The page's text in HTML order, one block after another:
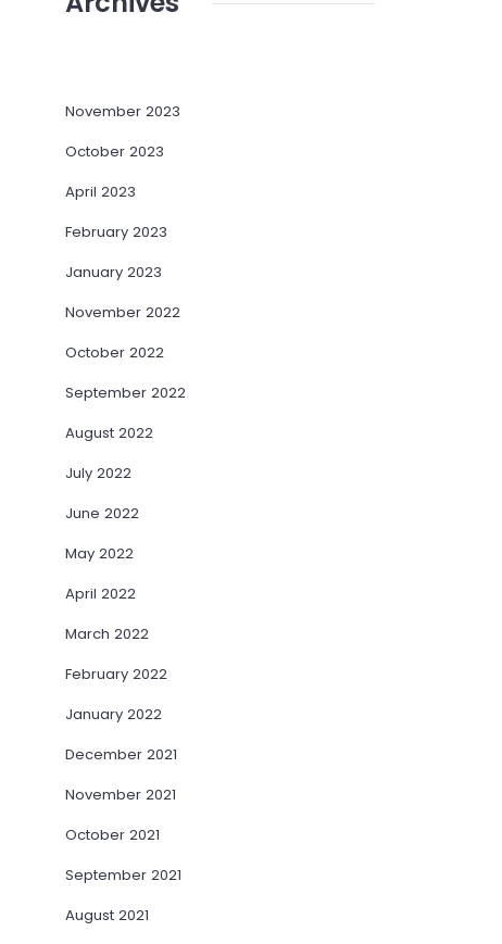
November 2023
October 2023
April 2023
February 2023
January 2023
November 2022
October 2022
September 2022
August 2022
July 2022
June 2022
May 2022
April 2022
March 2022
February 2022
January 2022
December 2021
November 2021
October 2021
September 2021
August 2021